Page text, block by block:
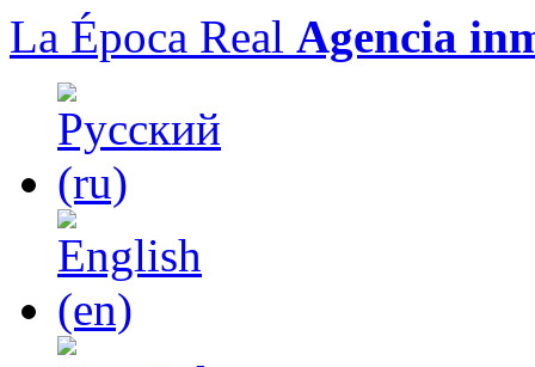
La Época Real Agencia